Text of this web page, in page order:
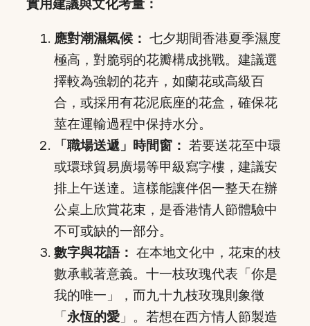
實用建議與文化考量：
應對潮濕氣候： 七夕期間香港夏季濕度
極高，對脆弱的花瓣構成挑戰。建議選
擇較為強韌的花卉，如蘭花或高級百
合，或採用有花泥底座的花盒，確保花
莖在運輸過程中保持水分。
「職場送遞」時間窗： 若要送花至中環
或環球貿易廣場等甲級寫字樓，建議安
排上午送達。這樣能讓伴侶一整天在辦
公桌上欣賞花束，是香港情人節體驗中
不可或缺的一部分。
數字與花語： 在本地文化中，花束的枝
數承載著意義。十一枝玫瑰代表「你是
我的唯一」，而九十九枝玫瑰則象徵
「永恆的愛 」。若想在西方情人節製造